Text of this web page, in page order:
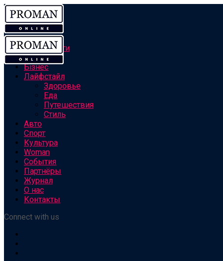
Все новости
Персоны
Бізнес
Лайфстайл
Здоровье
Еда
Путешествия
Стиль
Авто
Спорт
Культура
Woman
События
Партнёры
Журнал
О нас
Контакты
Connect with us